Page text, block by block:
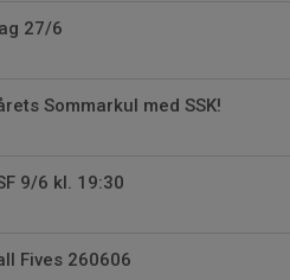
27/6
Sommarkul med SSK!
9/6 kl. 19:30
Fives 260606